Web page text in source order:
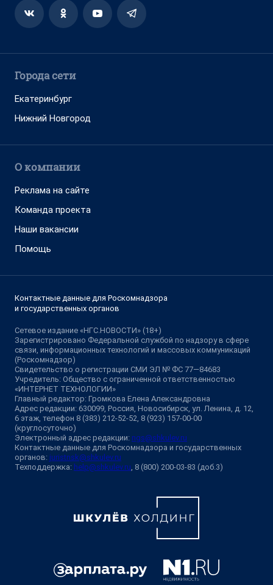
Города сети
Екатеринбург
Нижний Новгород
О компании
Реклама на сайте
Команда проекта
Наши вакансии
Помощь
Контактные данные для Роскомнадзора
и государственных органов
Сетевое издание «НГС.НОВОСТИ» (18+)
Зарегистрировано Федеральной службой по надзору в сфере
связи, информационных технологий и массовых коммуникаций
(Роскомнадзор)
Свидетельство о регистрации СМИ ЭЛ № ФС 77—84683
Учредитель: Общество с ограниченной ответственностью
«ИНТЕРНЕТ ТЕХНОЛОГИИ»
Главный редактор: Громкова Елена Александровна
Адрес редакции: 630099, Россия, Новосибирск, ул. Ленина, д. 12,
6 этаж, телефон 8 (383) 212-52-52, 8 (923) 157-00-00
(круглосуточно)
Электронный адрес редакции: ngs@shkulev.ru
Контактные данные для Роскомнадзора и государственных
органов: juristnsk@shkulev.ru
Техподдержка: help@shkulev.ru, 8 (800) 200-03-83 (доб.3)